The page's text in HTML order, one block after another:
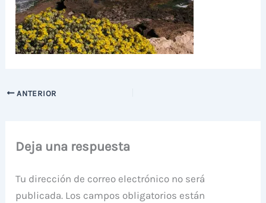
ANTERIOR
Deja una respuesta
Tu dirección de correo electrónico no será
publicada. Los campos obligatorios están